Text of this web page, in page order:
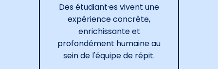
Des étudiant·es vivent une
expérience concrète,
enrichissante et
profondément humaine au
sein de l'équipe de répit.